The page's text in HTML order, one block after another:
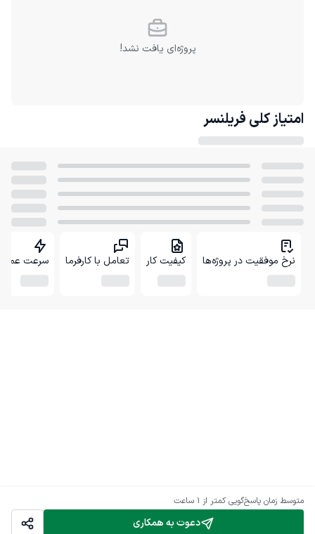
دعوت به همکاری
متوسط زمان پاسخ‌گویی کمتر از 1 ساعت
پروژه‌ای یافت نشد!
امتیاز کلی فریلنسر
نرخ موفقیت در پروژه‌ها کیفیت کار تعامل با کارفرما سرعت عمل